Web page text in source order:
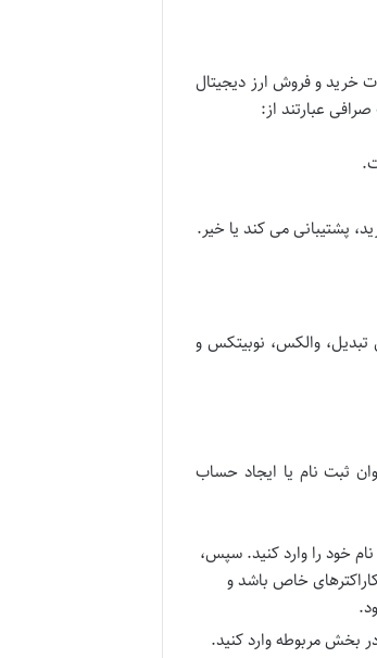
خرید و فروش ارز دیجیتال
عبارتند از:
پشتیبانی می کند یا خیر.
تبدیل، والکس، نوبیتکس و
ثبت نام یا ایجاد حساب
خود را وارد کنید. سپس،
خاص باشد و
بخش مربوطه وارد کنید.